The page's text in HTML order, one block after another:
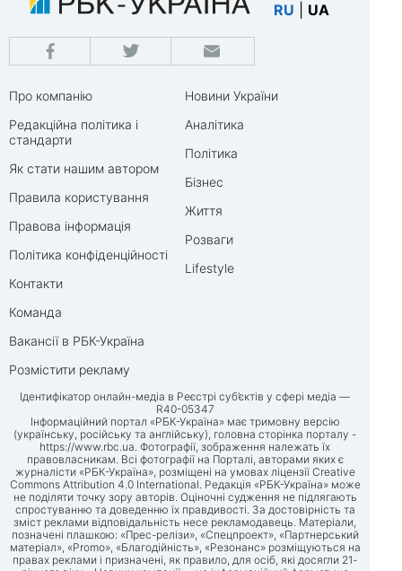
RU UA
Про компанію
Редакційна політика і
стандарти
Як стати нашим автором
Правила користування
Правова інформація
Політика конфіденційності
Контакти
Команда
Вакансії в РБК-Україна
Розмістити рекламу
Новини України
Аналітика
Політика
Бізнес
Життя
Розваги
Lifestyle
Ідентифікатор онлайн-медіа в Реєстрі суб’єктів у сфері медіа —
R40-05347
Інформаційний портал «РБК-Україна» має тримовну версію
(українську, російську та англійську), головна сторінка порталу -
https://www.rbc.ua. Фотографії, зображення належать їх
правовласникам. Всі фотографії на Порталі, авторами яких є
журналісти «РБК-Україна», розміщені на умовах ліцензії Creative
Commons Attribution 4.0 International. Редакція «РБК-Україна» може
не поділяти точку зору авторів. Оціночні судження не підлягають
спростуванню та доведенню їх правдивості. За достовірність та
зміст реклами відповідальність несе рекламодавець. Матеріали,
позначені плашкою: «Прес-релізи», «Спецпроект», «Партнерський
матеріал», «Promo», «Благодійність», «Резонанс» розміщуються на
правах реклами і призначені, як правило, для осіб, які досягли 21-